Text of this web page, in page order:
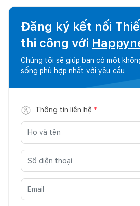
Đăng ký kết nối
thi công với
Chúng tôi sẽ giúp bạn có một
sống phù hợp nhất với yêu cầu
Thông tin liên hệ *